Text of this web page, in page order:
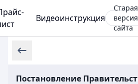
Видеоинструкция
Старая
версия
сайта
Постановление